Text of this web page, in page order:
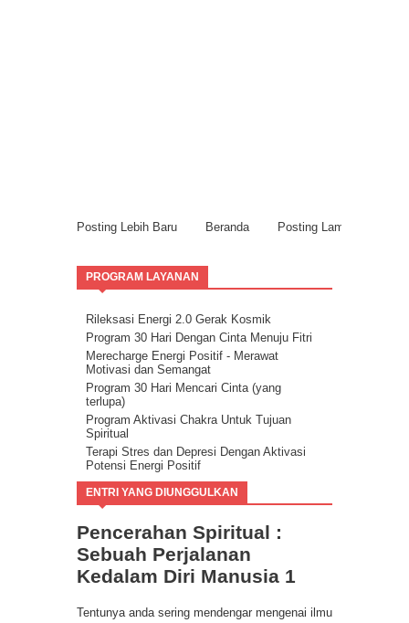
Posting Lebih Baru Posting Lama
Beranda
PROGRAM LAYANAN
Rileksasi Energi 2.0 Gerak Kosmik
Program 30 Hari Dengan Cinta Menuju Fitri
Merecharge Energi Positif - Merawat
Motivasi dan Semangat
Program 30 Hari Mencari Cinta (yang
terlupa)
Program Aktivasi Chakra Untuk Tujuan
Spiritual
Terapi Stres dan Depresi Dengan Aktivasi
Potensi Energi Positif
Program Buang Sial untuk Datangkan
Keberuntungan & Kesuksesan dalam Hidup
Program Coaching Holistic, Positif
Consciousness for Success
ENTRI YANG DIUNGGULKAN
Pencerahan Spiritual :
Sebuah Perjalanan
Kedalam Diri Manusia 1
Tentunya anda sering mendengar mengenai ilmu